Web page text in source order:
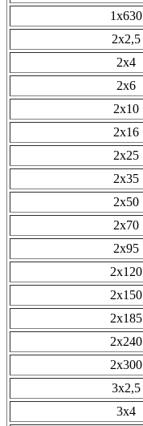
1х630
2х2,5
2х4
2х6
2х10
2х16
2х25
2х35
2х50
2х70
2х95
2х120
2х150
2х185
2х240
2х300
3х2,5
3х4